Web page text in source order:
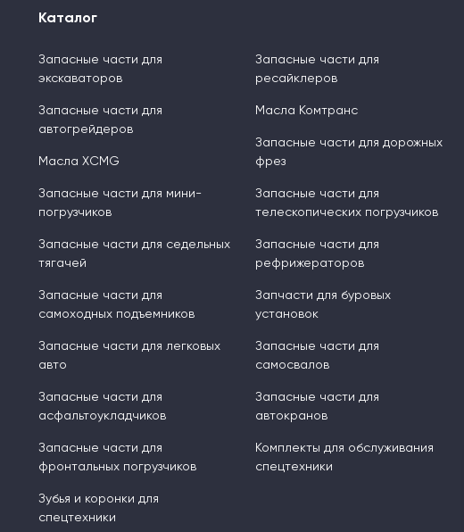
Каталог
Запасные части для
экскаваторов
Запасные части для
автогрейдеров
Масла XCMG
Запасные части для мини-
погрузчиков
Запасные части для седельных
тягачей
Запасные части для
самоходных подъемников
Запасные части для легковых
авто
Запасные части для
асфальтоукладчиков
Запасные части для
фронтальных погрузчиков
Зубья и коронки для
спецтехники
Запасные части для
ресайклеров
Масла Комтранс
Запасные части для дорожных
фрез
Запасные части для
телескопических погрузчиков
Запасные части для
рефрижераторов
Запчасти для буровых
установок
Запасные части для
самосвалов
Запасные части для
автокранов
Комплекты для обслуживания
спецтехники